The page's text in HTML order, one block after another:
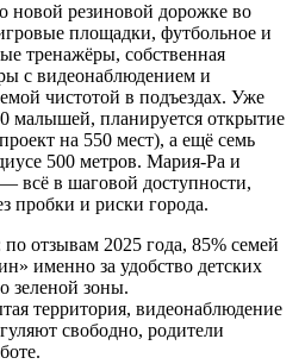
резиновой дорожке во
площадки, футбольное и
тренажёры, собственная
с видеонаблюдением и
чистотой в подъездах. Уже
малышей, планируется открытие
на 550 мест), а ещё семь
500 метров. Мария-Ра и
всё в шаговой доступности,
пробки и риски города.
отзывам 2025 года, 85% семей
именно за удобство детских
зеленой зоны.
территория, видеонаблюдение
свободно, родители